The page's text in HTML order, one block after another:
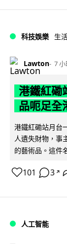
科技娛樂 生
Lawton 7 小
港鐵紅磡
品呃足全
港鐵紅磡站月台
人遺失財物，事
的藝術品。這件
101 3 ↗
人工智能